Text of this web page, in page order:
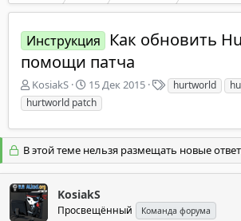
Инструкция
Как обновить
помощи патча
А
в
т
о
р
т
е
м
ы
KosiakS
Д
а
т
а
н
а
ч
л
а
15 Дек 2015
Т
е
и
hurtworld
hurtworld patch
В этой теме нельзя размещать новые
KosiakS
Просвещённый Команда форума